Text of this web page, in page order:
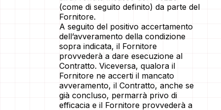
(come di seguito definito) da parte del
Fornitore.
A seguito del positivo accertamento
dell’avveramento della condizione
sopra indicata, il Fornitore
provvederà a dare esecuzione al
Contratto. Viceversa, qualora il
Fornitore ne accerti il mancato
avveramento, il Contratto, anche se
già concluso, permarrà privo di
efficacia e il Fornitore provvederà a